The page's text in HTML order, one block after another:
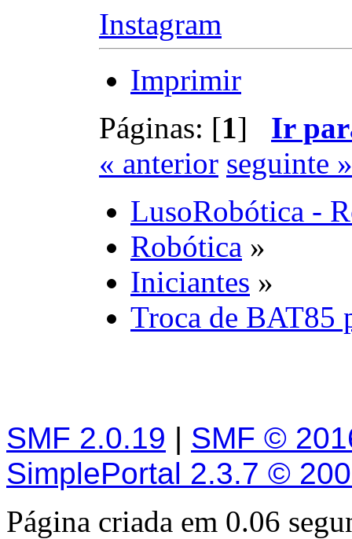
Instagram
Imprimir
Páginas: [1] Ir
« anterior seguinte »
LusoRobótica -
Robótica »
Iniciantes »
Troca de BAT85
SMF 2.0.19 | SMF ©
SimplePortal 2.3.7 ©
Página criada em 0.06